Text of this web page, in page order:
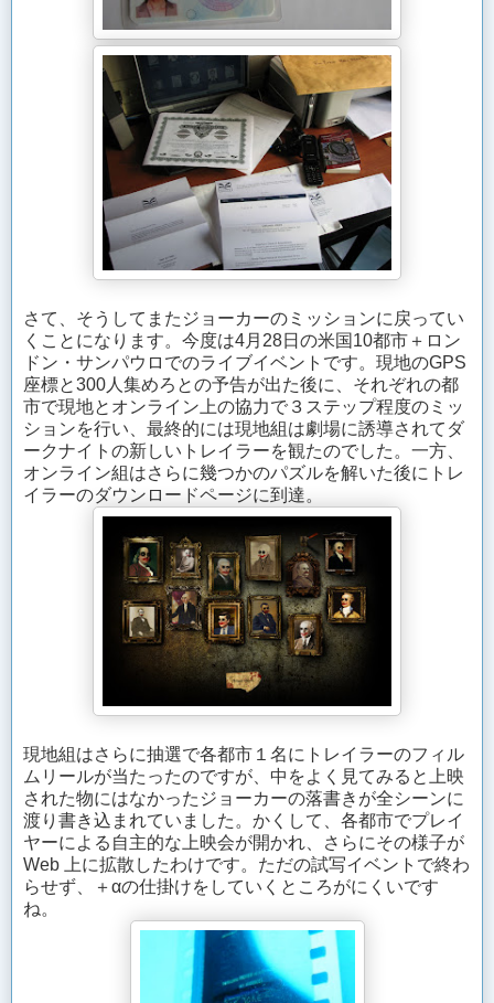
さて、そうしてまたジョーカーのミッションに戻ってい
くことになります。今度は4月28日の米国10都市＋ロン
ドン・サンパウロでのライブイベントです。現地のGPS
座標と300人集めろとの予告が出た後に、それぞれの都
市で現地とオンライン上の協力で３ステップ程度のミッ
ションを行い、最終的には現地組は劇場に誘導されてダ
ークナイトの新しいトレイラーを観たのでした。一方、
オンライン組はさらに幾つかのパズルを解いた後にトレ
イラーのダウンロードページに到達。
現地組はさらに抽選で各都市１名にトレイラーのフィル
ムリールが当たったのですが、中をよく見てみると上映
された物にはなかったジョーカーの落書きが全シーンに
渡り書き込まれていました。かくして、各都市でプレイ
ヤーによる自主的な上映会が開かれ、さらにその様子が
Web 上に拡散したわけです。ただの試写イベントで終わ
らせず、＋αの仕掛けをしていくところがにくいです
ね。